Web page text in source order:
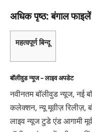
अधिक पृष्ठ: बंगाल
महत्वपूर्ण बिन्दू
बॉलीवुड न्यूज – लाइव अपडेट
नवीनतम बॉलीवुड न्यूज, नई
कलेक्शन, न्यू मूवीज़ रिलीज़,
लाइव न्यूज टुडे एंड आगामी